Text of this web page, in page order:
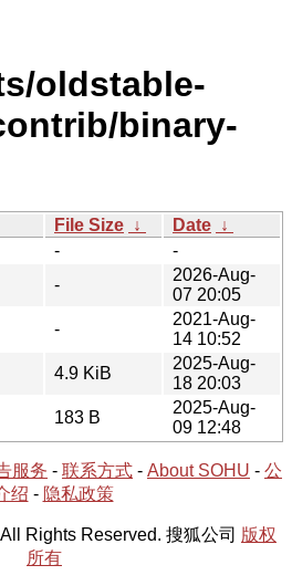
oldstable-
binary-
File Size ↓ Date ↓
-
-
-
2026-Aug-
07 20:05
-
2021-Aug-
14 10:52
4.9 KiB
2025-Aug-
18 20:03
183 B
2025-Aug-
09 12:48
服务 - 联系方式 - About SOHU - 公
绍 - 隐私政策
Rights Reserved. 搜狐公司 版权
所有